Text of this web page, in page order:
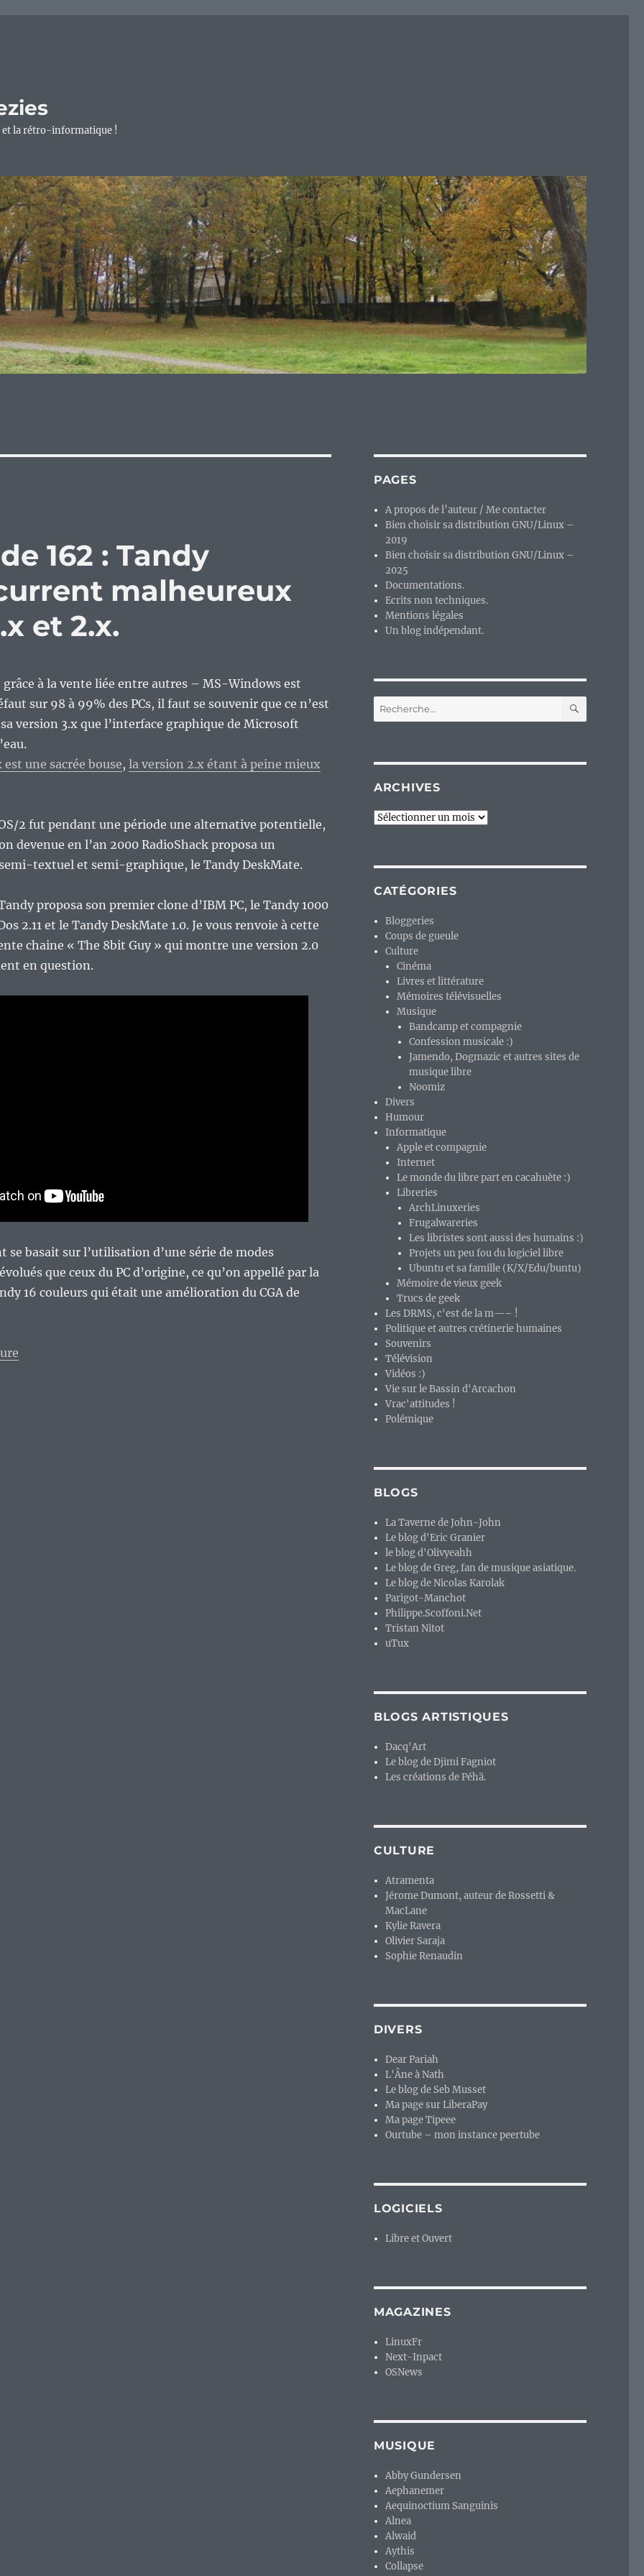
et la rétro-informatique !
162 : Tandy
malheureux
et 2.x.
grâce à la vente liée entre autres – MS-Windows est
sur 98 à 99% des PCs, il faut se souvenir que ce n’est
sa version 3.x que l’interface graphique de Microsoft
une sacrée bouse, la version 2.x étant à peine mieux
2 fut pendant une période une alternative potentielle,
devenue en l’an 2000 RadioShack proposa un
textuel et semi-graphique, le Tandy DeskMate.
proposa son premier clone d’IBM PC, le Tandy 1000
2.11 et le Tandy DeskMate 1.0. Je vous renvoie à cette
chaine « The 8bit Guy » qui montre une version 2.0
en question.
se basait sur l’utilisation d’une série de modes
que ceux du PC d’origine, ce qu’on appellé par la
16 couleurs qui était une amélioration du CGA de
de « Vieux Geek, épisode 162 : Tandy DeskMate, le concurrent malheureux de MS-Windows 1.x et 2.x. »
PAGES
A propos de l’auteur / Me contacter
Bien choisir sa distribution GNU/Linux –
2019
Bien choisir sa distribution GNU/Linux –
2025
Documentations.
Ecrits non techniques.
Mentions légales
Un blog indépendant.
Recherche
pour :
ARCHIVES
Archives
CATÉGORIES
Bloggeries
Coups de gueule
Culture
Cinéma
Livres et littérature
Mémoires télévisuelles
Musique
Bandcamp et compagnie
Confession musicale :)
Jamendo, Dogmazic et autres sites de
musique libre
Noomiz
Divers
Humour
Informatique
Apple et compagnie
Internet
Le monde du libre part en cacahuète :)
Libreries
ArchLinuxeries
Frugalwareries
Les libristes sont aussi des humains :)
Projets un peu fou du logiciel libre
Ubuntu et sa famille (K/X/Edu/buntu)
Mémoire de vieux geek
Trucs de geek
Les DRMS, c'est de la m—– !
Politique et autres crétinerie humaines
Souvenirs
Télévision
Vidéos :)
Vie sur le Bassin d'Arcachon
Vrac'attitudes !
Polémique
BLOGS
La Taverne de John-John
Le blog d'Eric Granier
le blog d'Olivyeahh
Le blog de Greg, fan de musique asiatique.
Le blog de Nicolas Karolak
Parigot-Manchot
Philippe.Scoffoni.Net
Tristan Nitot
uTux
BLOGS ARTISTIQUES
Dacq'Art
Le blog de Djimi Fagniot
Les créations de Péhä.
CULTURE
Atramenta
Jérome Dumont, auteur de Rossetti &
MacLane
Kylie Ravera
Olivier Saraja
Sophie Renaudin
DIVERS
Dear Pariah
L'Âne à Nath
Le blog de Seb Musset
Ma page sur LiberaPay
Ma page Tipeee
Ourtube – mon instance peertube
LOGICIELS
Libre et Ouvert
MAGAZINES
LinuxFr
Next-Inpact
OSNews
MUSIQUE
Abby Gundersen
Aephanemer
Aequinoctium Sanguinis
Alnea
Alwaid
Aythis
Collapse